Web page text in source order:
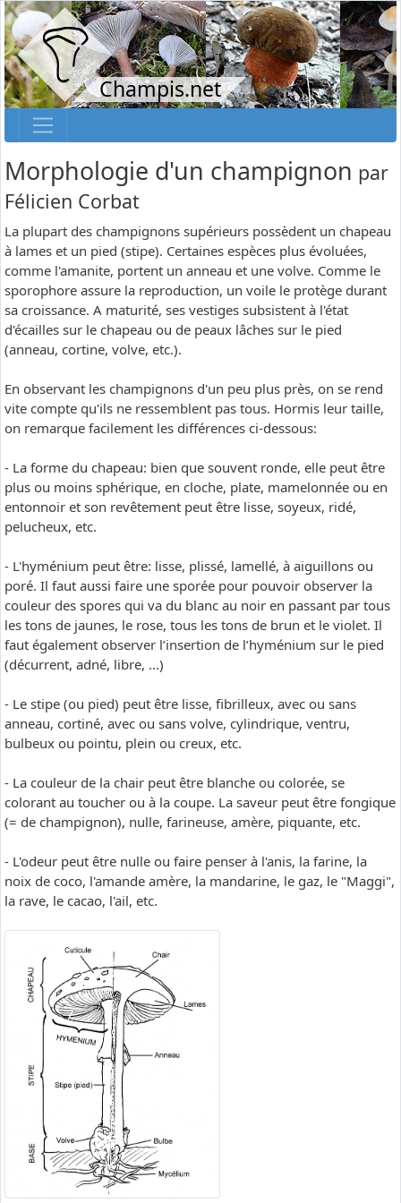
Champis.net
Morphologie d'un champignon par
Félicien Corbat
La plupart des champignons supérieurs possèdent un chapeau
à lames et un pied (stipe). Certaines espèces plus évoluées,
comme l'amanite, portent un anneau et une volve. Comme le
sporophore assure la reproduction, un voile le protège durant
sa croissance. A maturité, ses vestiges subsistent à l'état
d'écailles sur le chapeau ou de peaux lâches sur le pied
(anneau, cortine, volve, etc.).
En observant les champignons d'un peu plus près, on se rend
vite compte qu'ils ne ressemblent pas tous. Hormis leur taille,
on remarque facilement les différences ci-dessous:
- La forme du chapeau: bien que souvent ronde, elle peut être
plus ou moins sphérique, en cloche, plate, mamelonnée ou en
entonnoir et son revêtement peut être lisse, soyeux, ridé,
pelucheux, etc.
- L'hyménium peut être: lisse, plissé, lamellé, à aiguillons ou
poré. Il faut aussi faire une sporée pour pouvoir observer la
couleur des spores qui va du blanc au noir en passant par tous
les tons de jaunes, le rose, tous les tons de brun et le violet. Il
faut également observer l’insertion de l’hyménium sur le pied
(décurrent, adné, libre, ...)
- Le stipe (ou pied) peut être lisse, fibrilleux, avec ou sans
anneau, cortiné, avec ou sans volve, cylindrique, ventru,
bulbeux ou pointu, plein ou creux, etc.
- La couleur de la chair peut être blanche ou colorée, se
colorant au toucher ou à la coupe. La saveur peut être fongique
(= de champignon), nulle, farineuse, amère, piquante, etc.
- L'odeur peut être nulle ou faire penser à l'anis, la farine, la
noix de coco, l'amande amère, la mandarine, le gaz, le "Maggi",
la rave, le cacao, l'ail, etc.